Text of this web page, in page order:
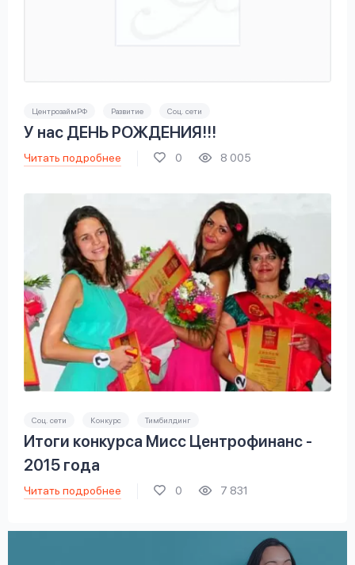
ЦентрозаймРФ Развитие Соц. сети
У нас ДЕНЬ РОЖДЕНИЯ!!!
Читать подробнее 0 8 005
Соц. сети Конкурс Тимбилдинг
Итоги конкурса Мисс Центрофинанс -
2015 года
Читать подробнее 0 7 831